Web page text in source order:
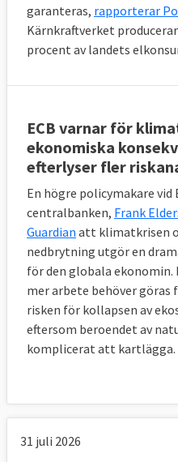
garanteras, rapporterar
Kärnkraftverket
procent av landets
ECB varnar för
ekonomiska
efterlyser fler
En högre policymakare vid
centralbanken, Frank
Guardian att klimatkrisen
nedbrytning utgör en
för den globala ekonomin.
mer arbete behöver göras
risken för kollapsen av
eftersom beroendet av
komplicerat att kartlägga.
31 juli 2026